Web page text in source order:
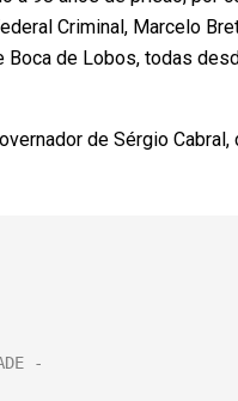
Criminal, Marcelo
de Lobos, todas
de Sérgio Cabral,